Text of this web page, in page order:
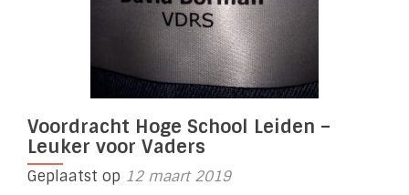
Voordracht Hoge School Leiden –
Leuker voor Vaders
Geplaatst op 12 maart 2019